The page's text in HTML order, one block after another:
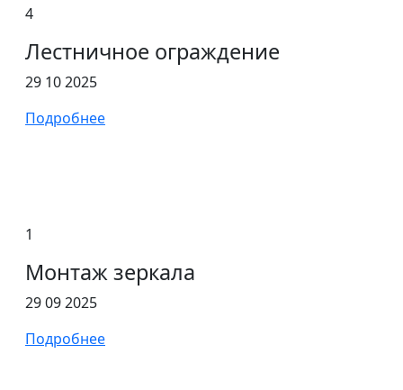
4
Лестничное ограждение
29 10 2025
Подробнее
1
Монтаж зеркала
29 09 2025
Подробнее